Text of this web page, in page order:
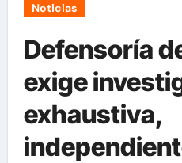
Noticias
Defensoría
exige
exhaustiva,